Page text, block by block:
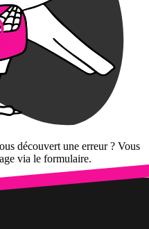
découvert une erreur ? Vous
via le formulaire.